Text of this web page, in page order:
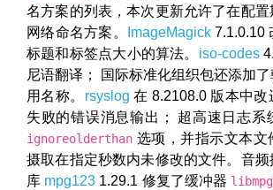
名方案的列表，本次更新允许了在配
网络命名方案。
ImageMagick7.1.0.10
标题和标签点大小的算法。 iso-codes
尼语翻译； 国际标准化组织包还添加
用名称。 rsyslog 在 8.2108.0 版本中
失败的错误消息输出； 超高速日志系
ignoreolderthan 选项，并指示文本文
摄取在指定秒数内未修改的文件。音
库 mpg123 1.29.1 修复了缓冲器